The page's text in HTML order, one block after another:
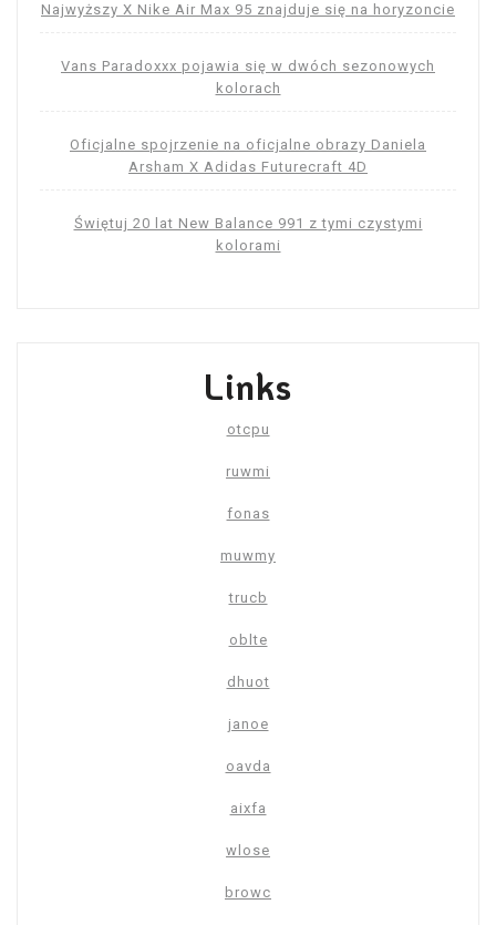
Najwyższy X Nike Air Max 95 znajduje się na horyzoncie
Vans Paradoxxx pojawia się w dwóch sezonowych
kolorach
Oficjalne spojrzenie na oficjalne obrazy Daniela
Arsham X Adidas Futurecraft 4D
Świętuj 20 lat New Balance 991 z tymi czystymi
kolorami
Links
otcpu
ruwmi
fonas
muwmy
trucb
oblte
dhuot
janoe
oavda
aixfa
wlose
browc